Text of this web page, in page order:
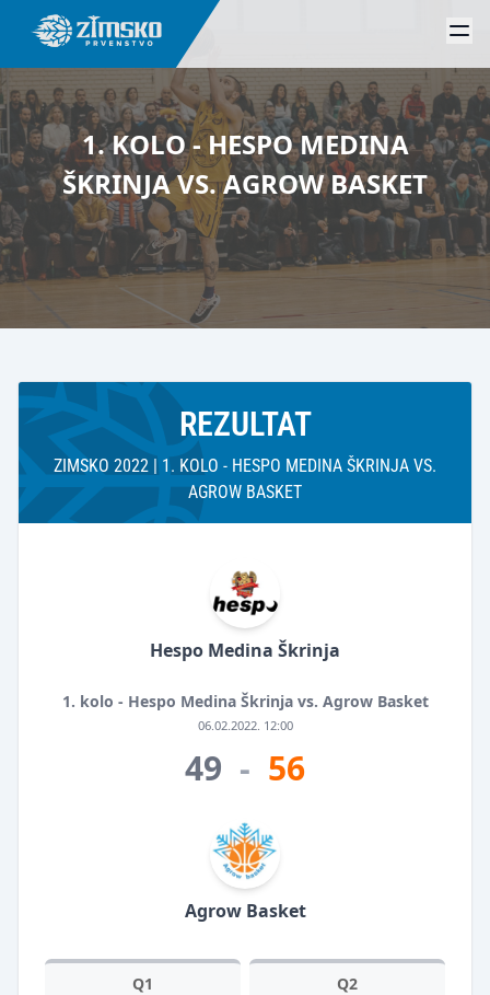
1. KOLO - HESPO MEDINA
ŠKRINJA VS. AGROW BASKET
REZULTAT
ZIMSKO 2022 | 1. KOLO - HESPO MEDINA ŠKRINJA VS.
AGROW BASKET
Hespo Medina Škrinja
1. kolo - Hespo Medina Škrinja vs. Agrow Basket
06.02.2022. 12:00
49 - 56
Agrow Basket
Q1
Q2